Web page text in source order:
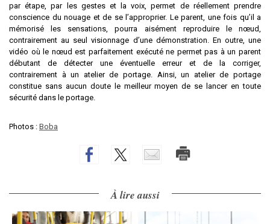
par étape, par les gestes et la voix, permet de réellement prendre
conscience du nouage et de se l’approprier. Le parent, une fois qu’il a
mémorisé les sensations, pourra aisément reproduire le nœud,
contrairement au seul visionnage d’une démonstration. En outre, une
vidéo où le nœud est parfaitement exécuté ne permet pas à un parent
débutant de détecter une éventuelle erreur et de la corriger,
contrairement à un atelier de portage. Ainsi, un atelier de portage
constitue sans aucun doute le meilleur moyen de se lancer en toute
sécurité dans le portage.
Photos : Boba
À lire aussi